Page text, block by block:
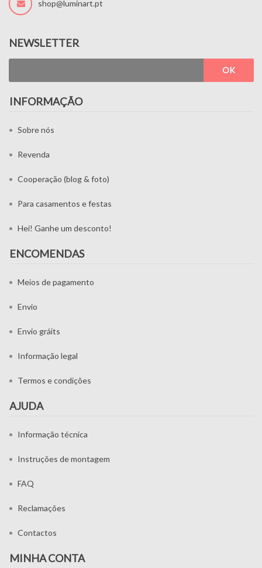
shop@luminart.pt
NEWSLETTER
OK
INFORMAÇÃO
Sobre nós
Revenda
Cooperação (blog & foto)
Para casamentos e festas
Hei! Ganhe um desconto!
ENCOMENDAS
Meios de pagamento
Envio
Envio gráits
Informação legal
Termos e condições
AJUDA
Informação técnica
Instruções de montagem
FAQ
Reclamações
Contactos
MINHA CONTA